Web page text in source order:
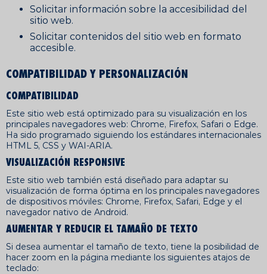
Solicitar información sobre la accesibilidad del
sitio web.
Solicitar contenidos del sitio web en formato
accesible.
COMPATIBILIDAD Y PERSONALIZACIÓN
COMPATIBILIDAD
Este sitio web está optimizado para su visualización en los
principales navegadores web: Chrome, Firefox, Safari o Edge.
Ha sido programado siguiendo los estándares internacionales
HTML 5, CSS y WAI-ARIA.
VISUALIZACIÓN RESPONSIVE
Este sitio web también está diseñado para adaptar su
visualización de forma óptima en los principales navegadores
de dispositivos móviles: Chrome, Firefox, Safari, Edge y el
navegador nativo de Android.
AUMENTAR Y REDUCIR EL TAMAÑO DE TEXTO
Si desea aumentar el tamaño de texto, tiene la posibilidad de
hacer zoom en la página mediante los siguientes atajos de
teclado: